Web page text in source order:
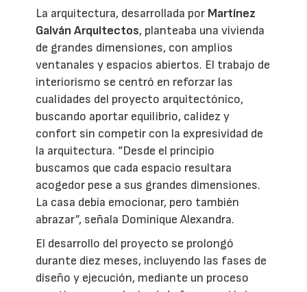
La arquitectura, desarrollada por Martínez
Galván Arquitectos, planteaba una vivienda
de grandes dimensiones, con amplios
ventanales y espacios abiertos. El trabajo de
interiorismo se centró en reforzar las
cualidades del proyecto arquitectónico,
buscando aportar equilibrio, calidez y
confort sin competir con la expresividad de
la arquitectura. “Desde el principio
buscamos que cada espacio resultara
acogedor pese a sus grandes dimensiones.
La casa debía emocionar, pero también
abrazar”, señala Dominique Alexandra.
El desarrollo del proyecto se prolongó
durante diez meses, incluyendo las fases de
diseño y ejecución, mediante un proceso